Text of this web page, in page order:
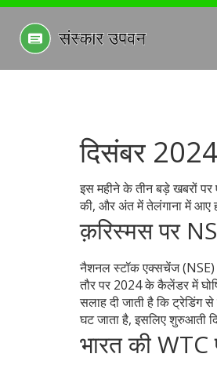
दिसंबर
इस महीने के तीन बड़े खबरों
की, और अंत में तेलंगाना में आए
क़रिस्मस पर
नैशनल स्टॉक एक्सचेंज (NSE)
तौर पर 2024 के कैलेंडर में
सलाह दी जाती है कि ट्रेडिंग
घट जाता है, इसलिए शुरुआती
भारत की WTC